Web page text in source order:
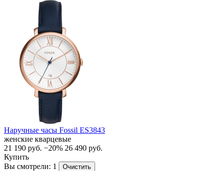
Наручные часы Fossil ES3843
женские кварцевые
21 190 руб. −20% 26 490 руб.
Купить
Вы смотрели: 1
Очистить